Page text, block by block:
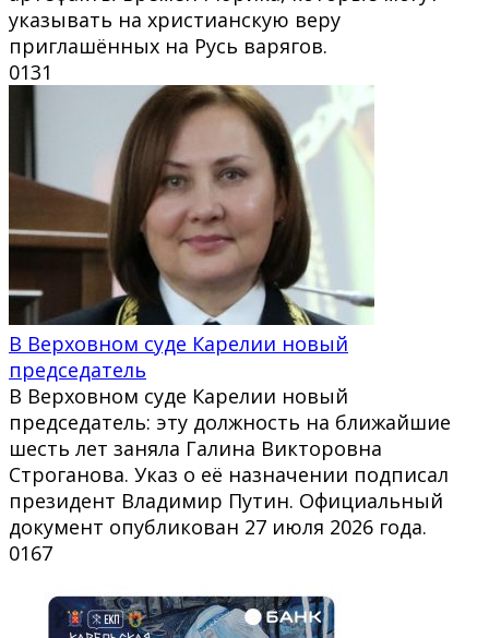
указывать на христианскую веру
приглашённых на Русь варягов.
0131
В Верховном суде Карелии новый
председатель
В Верховном суде Карелии новый
председатель: эту должность на ближайшие
шесть лет заняла Галина Викторовна
Строганова. Указ о её назначении подписал
президент Владимир Путин. Официальный
документ опубликован 27 июля 2026 года.
0167